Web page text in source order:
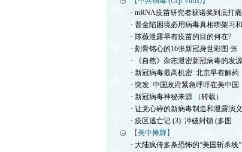
· mRNA疫苗研究者获诺奖到底打
· 普金陷困境必用病毒真相绑架习和
· 陈薇泄露早有疫苗的目的何在?
· 刻骨铭心的16张新冠身世彩图 张
· 《自然》杂志泄密新冠病毒的发源
· 新冠病毒最高机密: 北京早有解药
· 突发: 中国政府紧急呼吁在美中国
· 新冠病毒神秘来源 （转载）
· 让党心碎的新病毒制造和泄露演义
· 疫区逃亡记 (3): 冲破封锁 (多图
【美中摊牌】
· 大陆疯传多条恐怖的“美国斩杀线”